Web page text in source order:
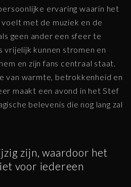
ervaring waarin het
met de muziek en de
geen ander een sfeer te
vrijelijk kunnen stromen en
en zijn fans centraal staat.
van warmte, betrokkenheid en
maakt een avond in het Stef
belevenis die nog lang zal
zijn, waardoor het
voor iedereen